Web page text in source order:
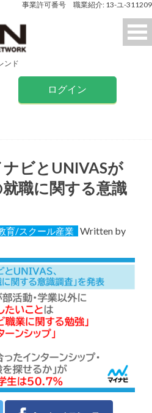
事業許可番号 職業紹介: 13-ユ-311209
ンド
ログイン
ナビとUNIVASが
就職に関する意識
育/スクール産業
Written by